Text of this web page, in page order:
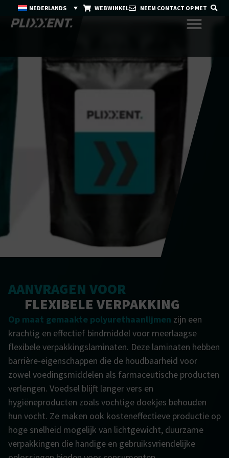
NEDERLANDS WEBWINKEL NEEM CONTACT OP MET
AANVRAGEN VOOR
FLEXIBELE VERPAKKING
Op maat gemaakte polyurethaanlijmen zijn een
krachtig en effectief bindmiddel voor meerlaagse
flexibele verpakkingslaminaten. Deze laminaten hebben
barrière-eigenschappen die de houdbaarheid voor
zowel voedingsmiddelen als farmaceutische producten
verlengen. Voedsel blijft langer vers en
hygiëneproducten zoals vochtige doekjes behouden
hun vocht. Ze maken ook kosteneffectieve productie op
hoge snelheid mogelijk van lichtgewicht, duurzame
verpakkingen die handige en gebruiksvriendelijke